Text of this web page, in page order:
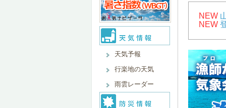
天気予報
行楽地の天気
雨雲レーダー
NEW
NEW